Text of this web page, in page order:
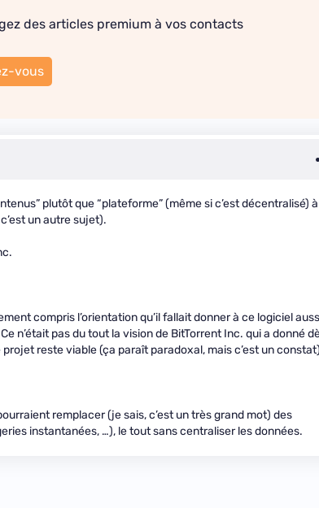
des articles premium à vos contacts
vous
plutôt que “plateforme” (même si c’est décentralisé) à
un autre sujet).
compris l’orientation qu’il fallait donner à ce logiciel
n’était pas du tout la vision de BitTorrent Inc. qui a donné
reste viable (ça paraît paradoxal, mais c’est un
remplacer (je sais, c’est un très grand mot) des
instantanées, …), le tout sans centraliser les données.